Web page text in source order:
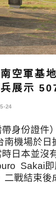
空軍基
展示
24
身份證件
機場於日
日本並沒
Sakai
二戰結束